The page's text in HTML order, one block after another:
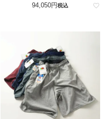
94,050 税込